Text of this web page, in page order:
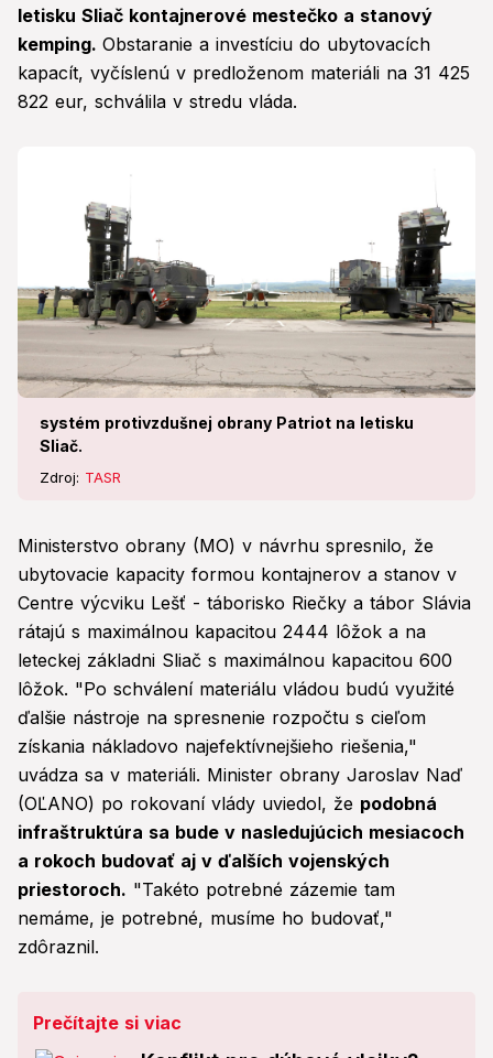
letisku Sliač kontajnerové mestečko a stanový
kemping. Obstaranie a investíciu do ubytovacích
kapacít, vyčíslenú v predloženom materiáli na 31 425
822 eur, schválila v stredu vláda.
systém protivzdušnej obrany Patriot na letisku
Sliač.
Zdroj: TASR
Ministerstvo obrany (MO) v návrhu spresnilo, že
ubytovacie kapacity formou kontajnerov a stanov v
Centre výcviku Lešť - táborisko Riečky a tábor Slávia
rátajú s maximálnou kapacitou 2444 lôžok a na
leteckej základni Sliač s maximálnou kapacitou 600
lôžok. "Po schválení materiálu vládou budú využité
ďalšie nástroje na spresnenie rozpočtu s cieľom
získania nákladovo najefektívnejšieho riešenia,"
uvádza sa v materiáli. Minister obrany Jaroslav Naď
(OĽANO) po rokovaní vlády uviedol, že podobná
infraštruktúra sa bude v nasledujúcich mesiacoch
a rokoch budovať aj v ďalších vojenských
priestoroch. "Takéto potrebné zázemie tam
nemáme, je potrebné, musíme ho budovať,"
zdôraznil.
Prečítajte si viac